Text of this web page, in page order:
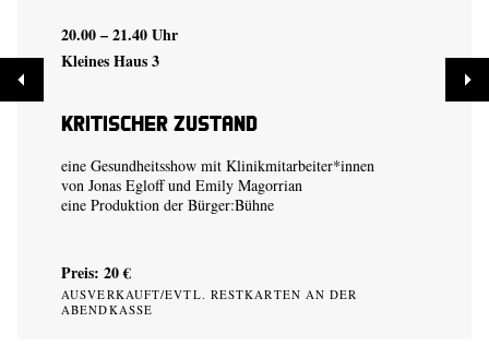
20.00 – 21.40 Uhr
Kleines Haus 3
Kritischer Zustand
eine Gesundheitsshow mit Klinikmitarbeiter*innen
von Jonas Egloffund Emily Magorrian
eine Produktion der Bürger:Bühne
Preis: 20 €
AUSVERKAUFT/EVTL. RESTKARTEN AN DER
ABENDKASSE